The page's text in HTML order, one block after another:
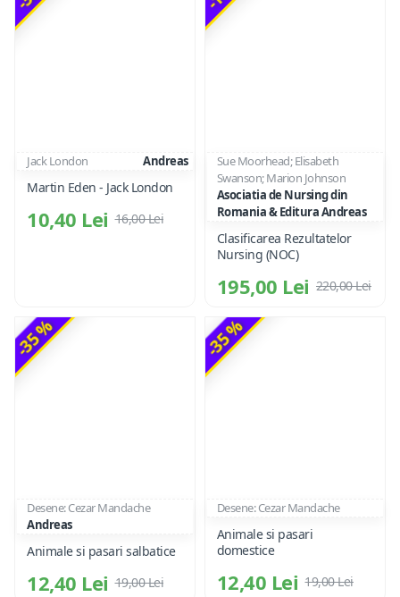
Jack London Andreas
Martin Eden - Jack London
10,40 Lei 16,00 Lei
Sue Moorhead; Elisabeth
Swanson; Marion Johnson
Asociatia de Nursing din
Romania & Editura Andreas
Clasificarea Rezultatelor
Nursing (NOC)
195,00 Lei 220,00 Lei
-35 %
Desene: Cezar Mandache
Andreas
Animale si pasari salbatice
12,40 Lei 19,00 Lei
-35 %
Desene: Cezar Mandache
Animale si pasari
domestice
12,40 Lei 19,00 Lei